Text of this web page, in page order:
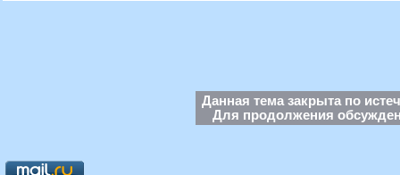
Данная тема закрыта по
Для продолжения